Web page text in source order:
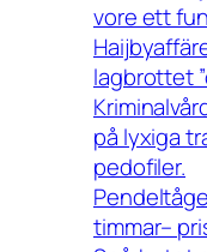
vore ett
lagbrottet
på lyxiga
pedofiler.
timmar–